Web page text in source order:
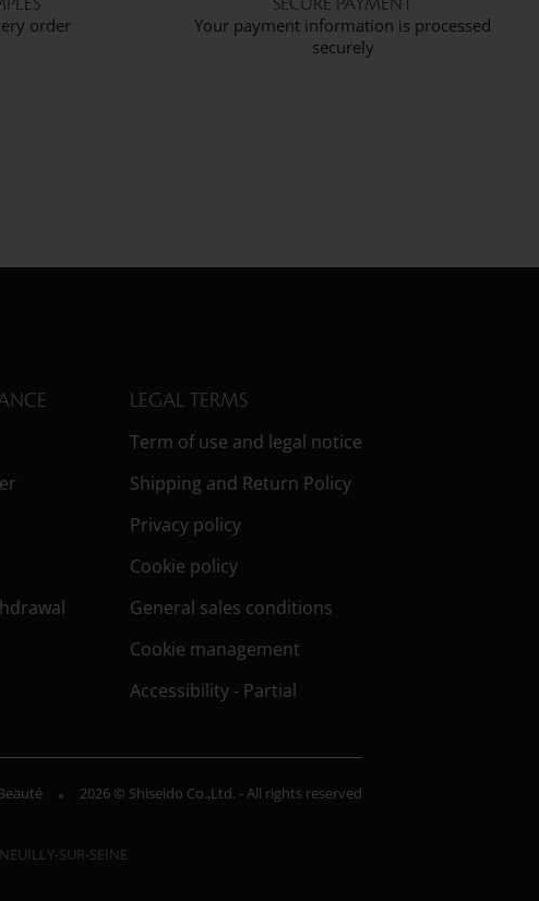
order
Your payment information is processed
securely
LEGAL TERMS
Term of use and legal notice
Shipping and Return Policy
Privacy policy
Cookie policy
General sales conditions
Cookie management
Accessibility - Partial
2026 © Shiseido Co.,Ltd. - All rights reserved
SUR-SEINE